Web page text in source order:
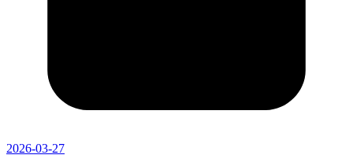
2026-03-27